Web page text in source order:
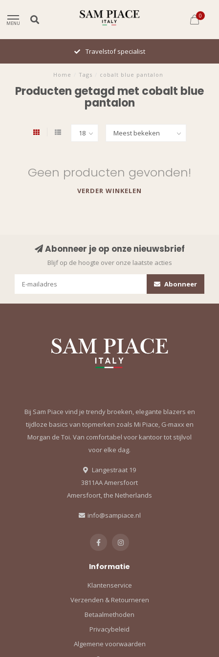
MENU
0
Travelstof specialist
Home Tags cobalt blue pantalon
Producten getagd met cobalt blue
pantalon
Geen producten gevonden!
VERDER WINKELEN
Abonneer je op onze nieuwsbrief
Blijf op de hoogte over onze laatste acties
Abonneer
Bij Sam Piace vind je trendy broeken, elegante blazers en
tijdloze basics van topmerken zoals Mi Piace, G-maxx en
Morgan de Toi. Van comfortabel voor kantoor tot stijlvol
voor elke dag.
Langestraat 19
3811AA Amersfoort
Amersfoort, the Netherlands
info@sampiace.nl
Informatie
Klantenservice
Verzenden & Retourneren
Betaalmethoden
Privacybeleid
Algemene voorwaarden